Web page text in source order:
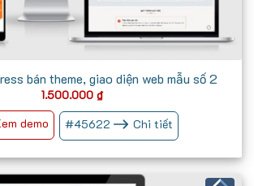
bán theme, giao diện web mẫu số 2
1.500.000 ₫
demo #45622 Chi tiết